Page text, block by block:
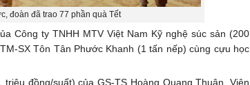
đoàn đã trao 77 phần quà Tết
Công ty TNHH MTV Việt Nam Kỹ nghệ súc sản (200
SX Tôn Tân Phước Khanh (1 tấn nếp) cùng cựu học
đồng/suất) của GS-TS Hoàng Quang Thuận, Viện